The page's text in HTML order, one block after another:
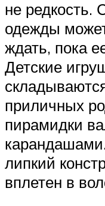
не редкость.
одежды
ждать, пока
Детские
приличных
пирамидки
липкий
вплетен в